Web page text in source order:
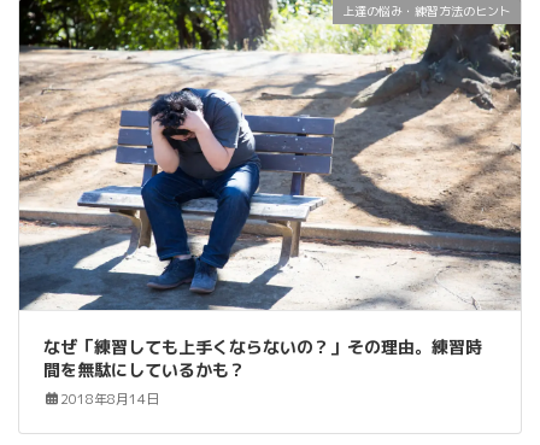
上達の悩み・練習方法のヒント
なぜ「練習しても上手くならないの？」その理由。練習時
間を無駄にしているかも？
2018年8月14日